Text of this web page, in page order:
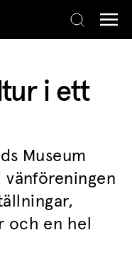
i ett
Museum
och en hel